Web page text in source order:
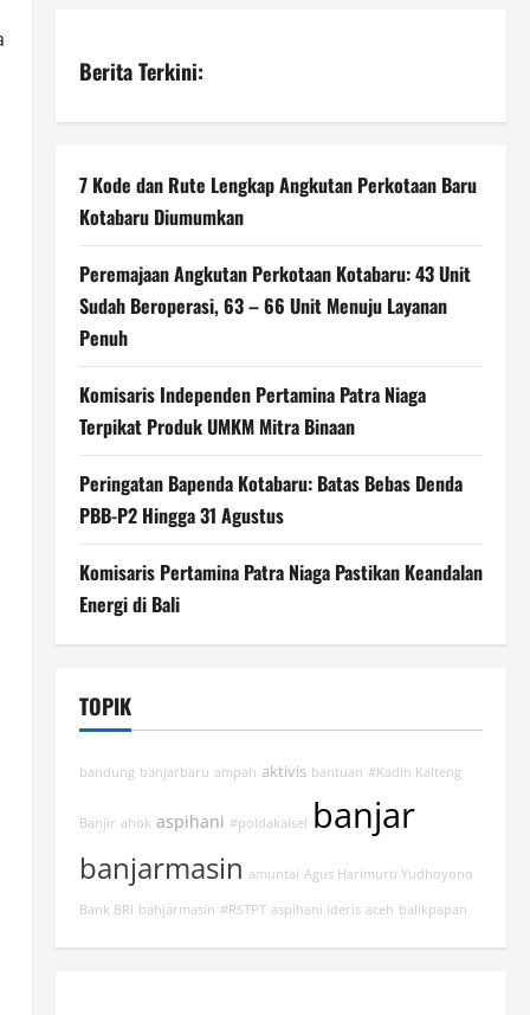
Berita Terkini:
7 Kode dan Rute Lengkap Angkutan Perkotaan Baru
Kotabaru Diumumkan
Peremajaan Angkutan Perkotaan Kotabaru: 43 Unit
Sudah Beroperasi, 63 – 66 Unit Menuju Layanan
Penuh
Komisaris Independen Pertamina Patra Niaga
Terpikat Produk UMKM Mitra Binaan
Peringatan Bapenda Kotabaru: Batas Bebas Denda
PBB-P2 Hingga 31 Agustus
Komisaris Pertamina Patra Niaga Pastikan Keandalan
Energi di Bali
TOPIK
bandung banjarbaru ampah aktivis bantuan #Kadin Kalteng
Banjir ahok aspihani #poldakalsel banjar
banjarmasin amuntai Agus Harimurti Yudhoyono
Bank BRI bahjarmasin #RSTPT aspihani ideris aceh balikpapan